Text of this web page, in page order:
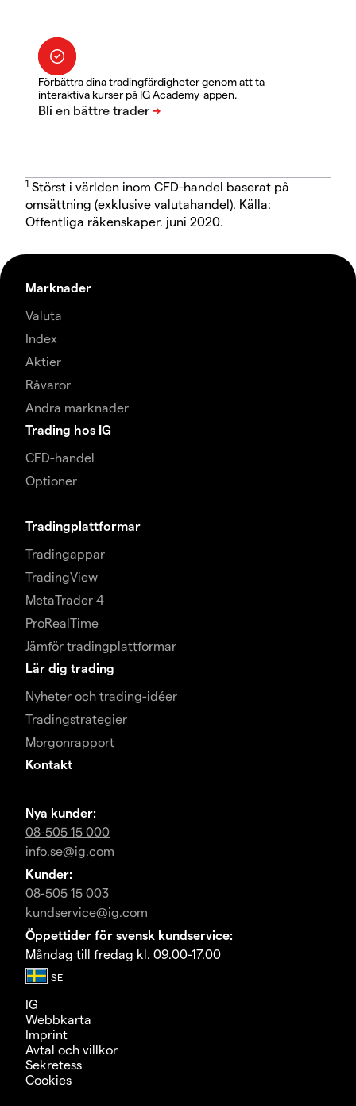
Förbättra dina tradingfärdigheter genom att ta
interaktiva kurser på IG Academy-appen.
1 Störst i världen inom CFD-handel baserat på
omsättning (exklusive valutahandel). Källa:
Offentliga räkenskaper. juni 2020.
Marknader
Valuta
Index
Aktier
Råvaror
Andra marknader
Trading hos IG
CFD-handel
Optioner
Tradingplattformar
Tradingappar
TradingView
MetaTrader 4
ProRealTime
Jämför tradingplattformar
Lär dig trading
Nyheter och trading-idéer
Tradingstrategier
Morgonrapport
Kontakt
Nya kunder:
08-505 15 000
info.se@ig.com
Kunder:
08-505 15 003
kundservice@ig.com
Öppettider för svensk kundservice:
Måndag till fredag kl. 09.00-17.00
IG
Webbkarta
Imprint
Avtal och villkor
Sekretess
Cookies